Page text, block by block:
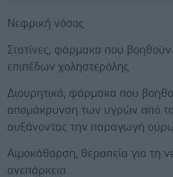
Νεφρική νόσος
Στατίνες, φάρμακα που
επιπέδων χοληστερόλης
Διουρητικά, φάρμακα που
απομάκρυνση των υγρών από
αυξάνοντας την παραγωγή
Αιμοκάθαρση, θεραπεία για τη
ανεπάρκεια